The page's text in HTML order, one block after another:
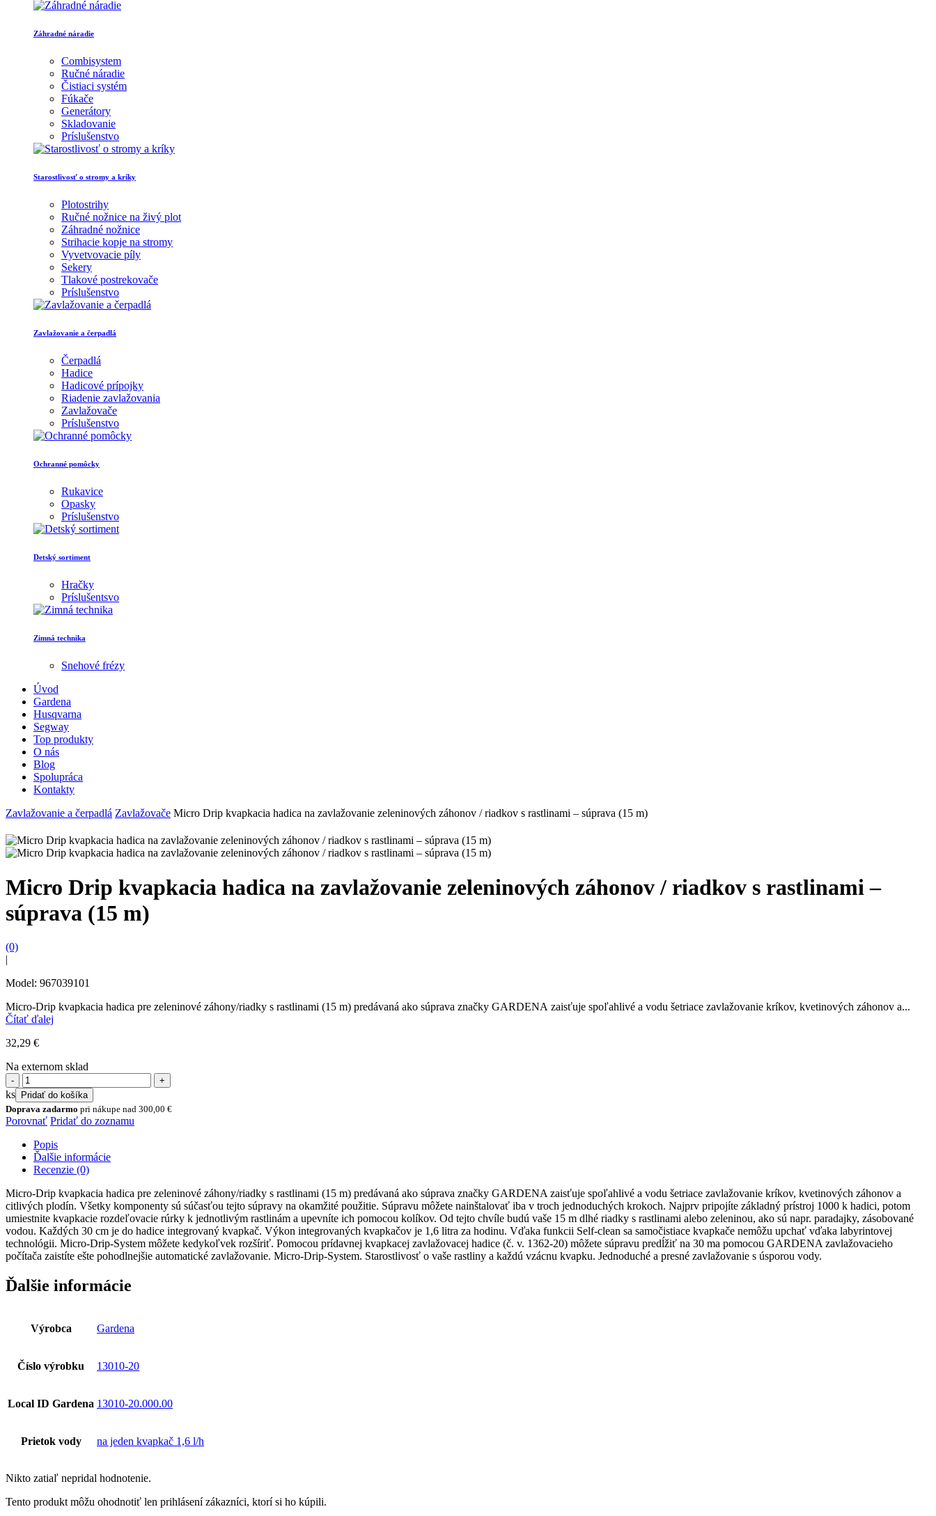
Záhradné náradie
Combisystem
Ručné náradie
Čistiaci systém
Fúkače
Generátory
Skladovanie
Príslušenstvo
Starostlivosť o stromy a kríky
Plotostrihy
Ručné nožnice na živý plot
Záhradné nožnice
Strihacie kopje na stromy
Vyvetvovacie píly
Sekery
Tlakové postrekovače
Príslušenstvo
Zavlažovanie a čerpadlá
Čerpadlá
Hadice
Hadicové prípojky
Riadenie zavlažovania
Zavlažovače
Príslušenstvo
Ochranné pomôcky
Rukavice
Opasky
Príslušenstvo
Detský sortiment
Hračky
Príslušentsvo
Zimná technika
Snehové frézy
Úvod
Gardena
Husqvarna
Segway
Top produkty
O nás
Blog
Spolupráca
Kontakty
Zavlažovanie a čerpadlá Zavlažovače Micro Drip kvapkacia hadica na zavlažovanie zeleninových záhonov / riadkov s rastlinami – súprava (15 m)
Micro Drip kvapkacia hadica na zavlažovanie zeleninových záhonov / riadkov s rastlinami –
súprava (15 m)
(0)
|
Model: 967039101
Micro-Drip kvapkacia hadica pre zeleninové záhony/riadky s rastlinami (15 m) predávaná ako súprava značky GARDENA zaisťuje spoľahlivé a vodu šetriace zavlažovanie kríkov, kvetinových záhonov a...
Čítať ďalej
32,29 €
Na externom sklad
množstvo
Micro
Drip
kvapkacia
hadica
zavlažovanie
zeleninových
záhonov
/
riadkov
s
rastlinami
-
súprava
m)
ks
Pridať do košíka
Doprava zadarmo pri nákupe nad 300,00 €
Porovnať Pridať do zoznamu
Popis
Ďalšie informácie
Recenzie (0)
Micro-Drip kvapkacia hadica pre zeleninové záhony/riadky s rastlinami (15 m) predávaná ako súprava značky GARDENA zaisťuje spoľahlivé a vodu šetriace zavlažovanie kríkov, kvetinových záhonov a
citlivých plodín. Všetky komponenty sú súčasťou tejto súpravy na okamžité použitie. Súpravu môžete nainštalovať iba v troch jednoduchých krokoch. Najprv pripojíte základný prístroj 1000 k hadici, potom
umiestnite kvapkacie rozdeľovacie rúrky k jednotlivým rastlinám a upevníte ich pomocou kolíkov. Od tejto chvíle budú vaše 15 m dlhé riadky s rastlinami alebo zeleninou, ako sú napr. paradajky, zásobované
vodou. Každých 30 cm je do hadice integrovaný kvapkač. Výkon integrovaných kvapkačov je 1,6 litra za hodinu. Vďaka funkcii Self-clean sa samočistiace kvapkače nemôžu upchať vďaka labyrintovej
technológii. Micro-Drip-System môžete kedykoľvek rozšíriť. Pomocou prídavnej kvapkacej zavlažovacej hadice (č. v. 1362-20) môžete súpravu predĺžiť na 30 ma pomocou GARDENA zavlažovacieho
počítača zaistíte ešte pohodlnejšie automatické zavlažovanie. Micro-Drip-System. Starostlivosť o vaše rastliny a každú vzácnu kvapku. Jednoduché a presné zavlažovanie s úsporou vody.
Ďalšie informácie
Výrobca Gardena
Číslo výrobku 13010-20
Local ID Gardena 13010-20.000.00
Prietok vody na jeden kvapkač 1,6 l/h
Nikto zatiaľ nepridal hodnotenie.
Tento produkt môžu ohodnotiť len prihlásení zákazníci, ktorí si ho kúpili.